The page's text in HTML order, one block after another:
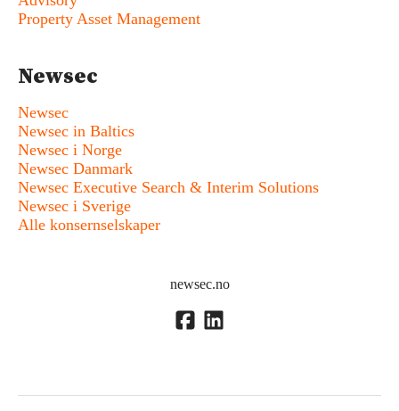
Property Asset Management
Newsec
Newsec
Newsec in Baltics
Newsec i Norge
Newsec Danmark
Newsec Executive Search & Interim Solutions
Newsec i Sverige
Alle konsernselskaper
newsec.no